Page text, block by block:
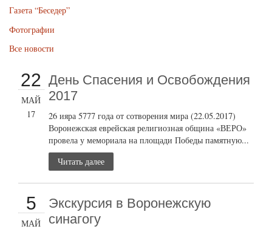
Газета “Беседер”
Фотографии
Все новости
22
МАЙ
17
День Спасения и Освобождения
2017
26 ияра 5777 года от сотворения мира (22.05.2017)
Воронежская еврейская религиозная община «ВЕРО»
провела у мемориала на площади Победы памятную...
Читать далее
5
МАЙ
Экскурсия в Воронежскую
синагогу